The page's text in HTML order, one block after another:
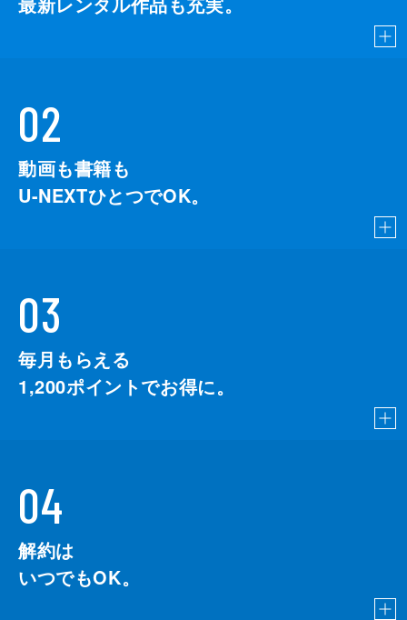
02
動画も書籍も
U-NEXTひとつでOK。
03
毎月もらえる
1,200ポイントでお得に。
04
解約は
いつでもOK。